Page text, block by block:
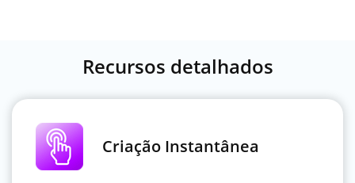
Recursos detalhados
Criação Instantânea